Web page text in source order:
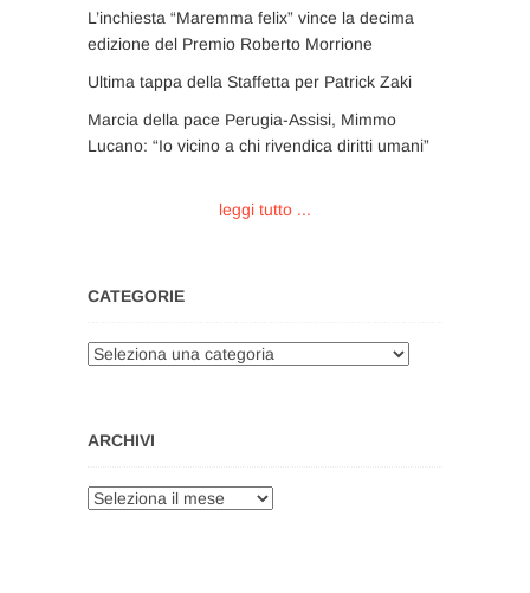
L’inchiesta “Maremma felix” vince la decima
edizione del Premio Roberto Morrione
Ultima tappa della Staffetta per Patrick Zaki
Marcia della pace Perugia-Assisi, Mimmo
Lucano: “Io vicino a chi rivendica diritti umani”
leggi tutto ...
CATEGORIE
Categorie
ARCHIVI
Archivi